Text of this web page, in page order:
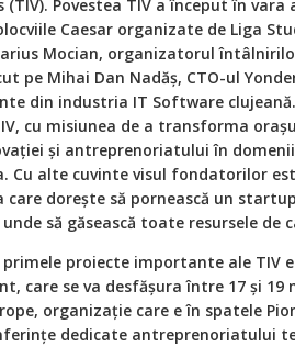
(TIV). Povestea TIV a început în
Caesar organizate de Liga
Mocian, organizatorul
pe Mihai Dan Nadăș, CTO-ul
din industria IT Software
cu misiunea de a transforma
și antreprenoriatului în
Cu alte cuvinte visul fondatorilor
care dorește să pornească un
să găsească toate resursele de
primele proiecte importante ale TIV
care se va desfășura între 17 și
organizație care e în spatele
dedicate antreprenoriatului